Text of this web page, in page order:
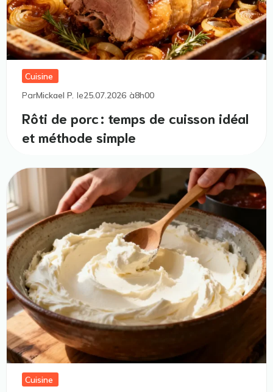
Cuisine
ParMickael P. le25.07.2026 à8h00
Rôti de porc : temps de cuisson idéal
et méthode simple
Cuisine